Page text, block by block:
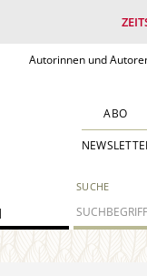
Autorinnen und
SUCHE
ABO